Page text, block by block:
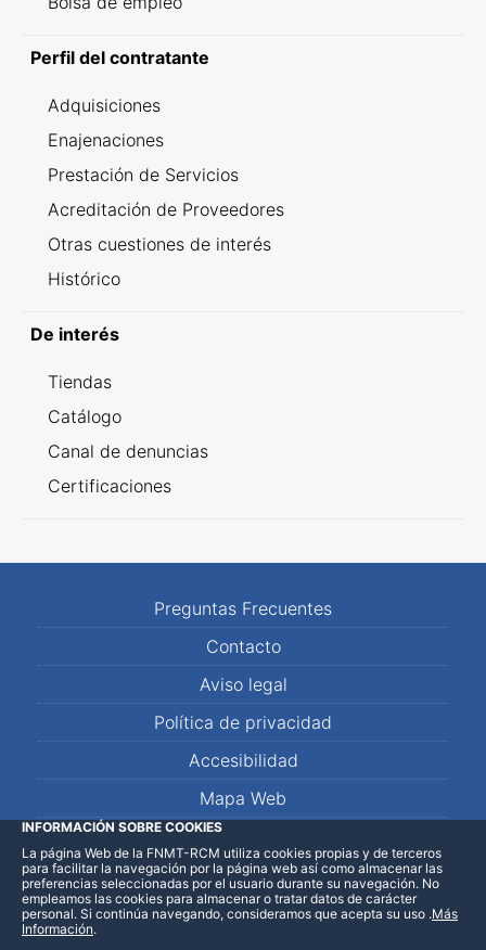
Perfil del contratante
Adquisiciones
Enajenaciones
Prestación de Servicios
Acreditación de Proveedores
Otras cuestiones de interés
Histórico
De interés
Tiendas
Catálogo
Canal de denuncias
Certificaciones
Preguntas Frecuentes
Contacto
Aviso legal
Política de privacidad
Accesibilidad
Mapa Web
LinkedInFacebookWhatsApp
INFORMACIÓN SOBRE COOKIES
La página Web de la FNMT-RCM utiliza cookies propias y de terceros
para facilitar la navegación por la página web así como almacenar las
preferencias seleccionadas por el usuario durante su navegación. No
empleamos las cookies para almacenar o tratar datos de carácter
personal. Si continúa navegando, consideramos que acepta su uso .Más
Información.